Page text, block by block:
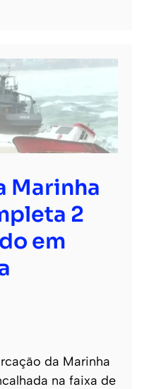
Marinha
2
em
da Marinha
na faixa de